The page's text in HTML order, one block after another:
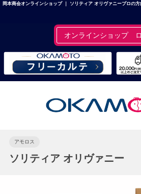
岡本商会オンラインショップ ｜ ソリティア オリヴァニープロの
オンラインショップ
アモロス
ソリティア オリヴァニー